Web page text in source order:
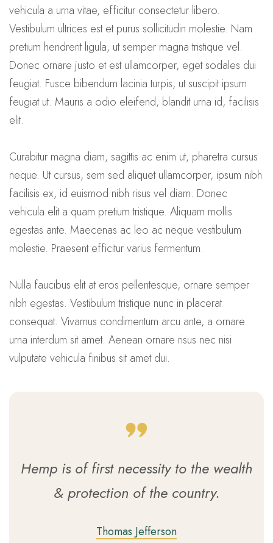
vehicula a urna vitae, efficitur consectetur libero.
Vestibulum ultrices est et purus sollicitudin molestie. Nam
pretium hendrerit ligula, ut semper magna tristique vel.
Donec ornare justo et est ullamcorper, eget sodales dui
feugiat. Fusce bibendum lacinia turpis, ut suscipit ipsum
feugiat ut. Mauris a odio eleifend, blandit urna id, facilisis
elit.
Curabitur magna diam, sagittis ac enim ut, pharetra cursus
neque. Ut cursus, sem sed aliquet ullamcorper, ipsum nibh
facilisis ex, id euismod nibh risus vel diam. Donec
vehicula elit a quam pretium tristique. Aliquam mollis
egestas ante. Maecenas ac leo ac neque vestibulum
molestie. Praesent efficitur varius fermentum.
Nulla faucibus elit at eros pellentesque, ornare semper
nibh egestas. Vestibulum tristique nunc in placerat
consequat. Vivamus condimentum arcu ante, a ornare
urna interdum sit amet. Aenean ornare risus nec nisi
vulputate vehicula finibus sit amet dui.
Hemp is of first necessity to the wealth
& protection of the country.
Thomas Jefferson